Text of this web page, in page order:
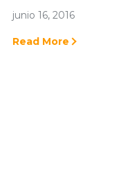
junio 16, 2016
Read More